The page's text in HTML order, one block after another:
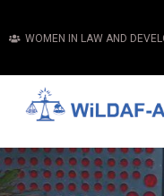
WOMEN IN LAW AND